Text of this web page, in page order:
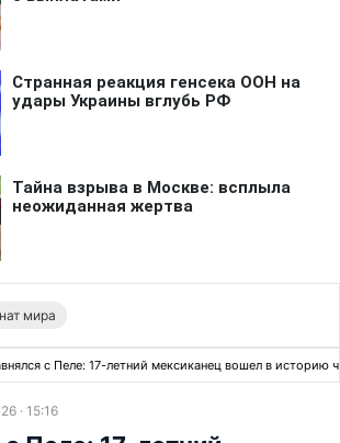
мира
с Пеле: 17-летний мексиканец вошел в историю
· 15:16